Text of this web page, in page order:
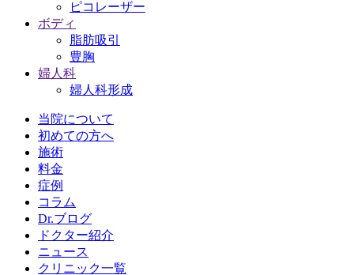
ピコレーザー
ボディ
脂肪吸引
豊胸
婦人科
婦人科形成
当院について
初めての方へ
施術
料金
症例
コラム
Dr.ブログ
ドクター紹介
ニュース
クリニック一覧